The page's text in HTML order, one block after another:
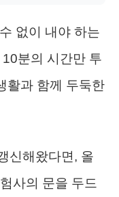
없이 내야 하는
분의 시간만 투
활과 함께 두둑한
신해왔다면, 올
사의 문을 두드